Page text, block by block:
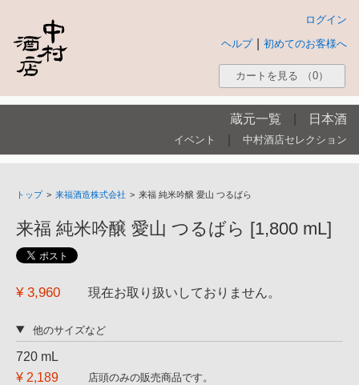
ログイン
初めてのお客様へ
ヘルプ
カートを見る （0）
蔵元一覧 日本酒
イベント 中村酒店セレクション
トップ > 来福酒造株式会社 > 来福 純米吟醸 愛山 つるばら
来福 純米吟醸 愛山 つるばら [1,800 mL]
¥ 3,960 現在お取り扱いしておりません。
他のサイズなど
720 mL
¥ 2,189
店頭のみの販売商品です。